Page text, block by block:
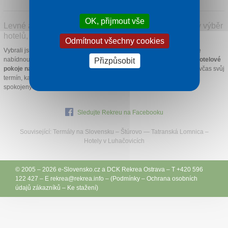
Levné a kvalitní ubytování na Jižním Slovensku! Široký výběr
hotelů, penzionů, studií a apartmánů.
Vybrali jsme pro Vás osvědčené ubytovací kapacity, které Vám můžeme
nabídnout za skvělé ceny.
Prostorné apartmány, studia, penziony či hotelové
pokoje na Jižním Slovensku jsou Vám plně k dispozici.
Rezervujte si včas svůj
termín, kapacity jsou omezené. Naše nabídka je prověřená stovkami
spokojených klientů.
Sledujte Rekreu na Facebooku
Související: Termály na Slovensku – Štúrovo — Tatranská Lomnica–
Hotely v Luhačovicích
© 2005 – 2026 e-Slovensko.cz a DCK Rekrea Ostrava – T +420 596
122 427 – E rekrea@rekrea.info – (Podmínky – Ochrana osobních
údajů zákazníků – Ke stažení)
OK, přijmout vše
Odmítnout všechny cookies
Přizpůsobit